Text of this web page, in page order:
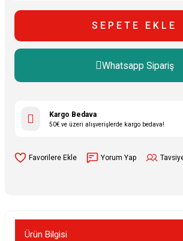
SEPETE EKLE
Whatsapp Sipariş
Kargo Bedava
50€ ve üzeri alışverişlerde kargo bedava!
Yorum Yap
Ürün Bilgisi